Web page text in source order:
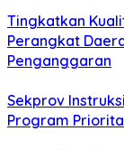
Tingkatkan
Perangkat
Penganggaran
Sekprov
Program